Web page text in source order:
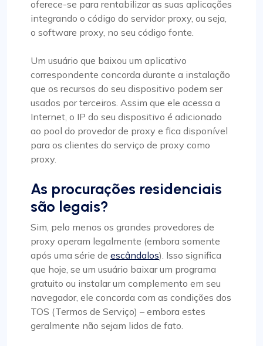
oferece-se para rentabilizar as suas aplicações
integrando o código do servidor proxy, ou seja,
o software proxy, no seu código fonte.
Um usuário que baixou um aplicativo
correspondente concorda durante a instalação
que os recursos do seu dispositivo podem ser
usados por terceiros. Assim que ele acessa a
Internet, o IP do seu dispositivo é adicionado
ao pool do provedor de proxy e fica disponível
para os clientes do serviço de proxy como
proxy.
As procurações residenciais
são legais?
Sim, pelo menos os grandes provedores de
proxy operam legalmente (embora somente
após uma série de escândalos). Isso significa
que hoje, se um usuário baixar um programa
gratuito ou instalar um complemento em seu
navegador, ele concorda com as condições dos
TOS (Termos de Serviço) – embora estes
geralmente não sejam lidos de fato.